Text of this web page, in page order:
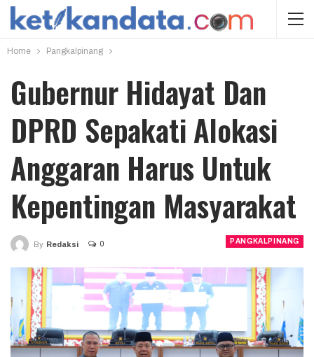
Home Pangkalpinang
Gubernur Hidayat Dan
DPRD Sepakati Alokasi
Anggaran Harus Untuk
Kepentingan Masyarakat
PANGKALPINANG
By Redaksi 0